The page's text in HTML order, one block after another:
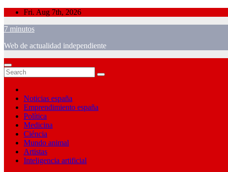
Skip
content
Fri. Aug 7th, 2026
7 minutos
Web de actualidad independiente
Noticias españa
Emprendimiento españa
Política
Medicina
Ciéncia
Mundo animal
Artistas
Inteligencia artificial